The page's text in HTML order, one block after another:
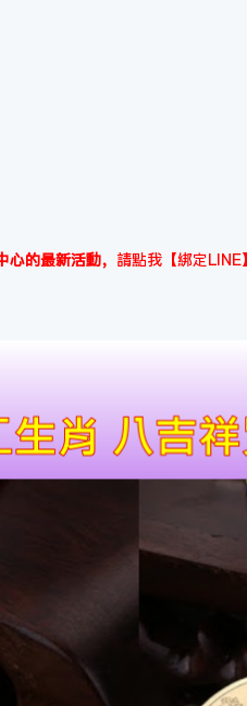
的最新活動， 請點我【綁定LINE】